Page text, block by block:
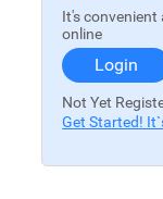
It's
online
Login
Not Yet
Get Started!